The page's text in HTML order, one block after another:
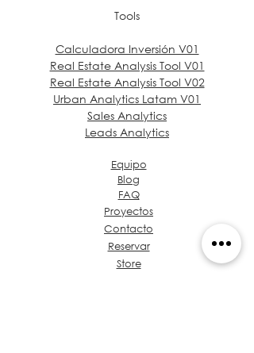
Tools
Calculadora Inversión V01
Real Estate Analysis Tool V01
Real Estate Analysis Tool V02
Urban Analytics Latam V01
Sales Analytics
Leads Analytics
Equipo
Blog
FAQ
Proyectos
Contacto
Reservar
Store